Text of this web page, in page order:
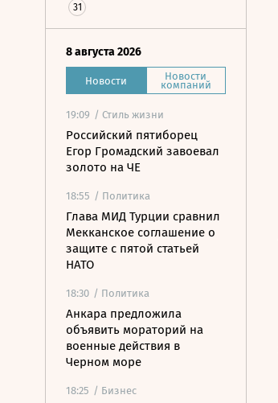
31
8 августа 2026
Новости Новости
компаний
19:09 / Стиль жизни
Российский пятиборец
Егор Громадский завоевал
золото на ЧЕ
18:55 / Политика
Глава МИД Турции сравнил
Мекканское соглашение о
защите с пятой статьей
НАТО
18:30 / Политика
Анкара предложила
объявить мораторий на
военные действия в
Черном море
18:25 / Бизнес